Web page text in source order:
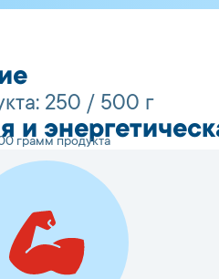
250 / 500 г
играмм продукта